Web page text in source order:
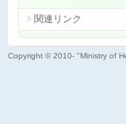
関連リンク
Copyright © 2010- "Ministry of